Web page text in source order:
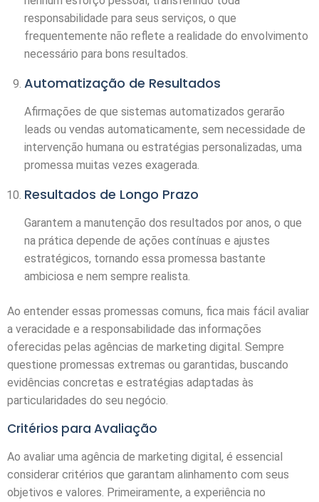
responsabilidade para seus serviços, o que
frequentemente não reflete a realidade do envolvimento
necessário para bons resultados.
Automatização de Resultados
Afirmações de que sistemas automatizados gerarão
leads ou vendas automaticamente, sem necessidade de
intervenção humana ou estratégias personalizadas, uma
promessa muitas vezes exagerada.
Resultados de Longo Prazo
Garantem a manutenção dos resultados por anos, o que
na prática depende de ações contínuas e ajustes
estratégicos, tornando essa promessa bastante
ambiciosa e nem sempre realista.
Ao entender essas promessas comuns, fica mais fácil avaliar
a veracidade e a responsabilidade das informações
oferecidas pelas agências de marketing digital. Sempre
questione promessas extremas ou garantidas, buscando
evidências concretas e estratégias adaptadas às
particularidades do seu negócio.
Critérios para Avaliação
Ao avaliar uma agência de marketing digital, é essencial
considerar critérios que garantam alinhamento com seus
objetivos e valores. Primeiramente, a experiência no